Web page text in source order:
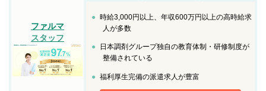
ファルマ
スタッフ
時給3,000円以上、年収600万円以上の高時給求
人が多数
日本調剤グループ独自の教育体制・研修制度が
整備されている
福利厚生完備の派遣求人が豊富